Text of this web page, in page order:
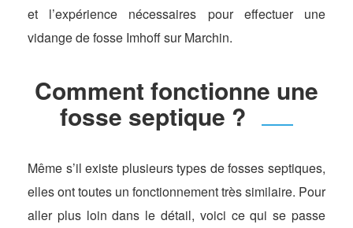
et l’expérience nécessaires pour effectuer une
vidange de fosse Imhoff sur Marchin.
Comment fonctionne une
fosse septique ?
Même s’il existe plusieurs types de fosses septiques,
elles ont toutes un fonctionnement très similaire. Pour
aller plus loin dans le détail, voici ce qui se passe